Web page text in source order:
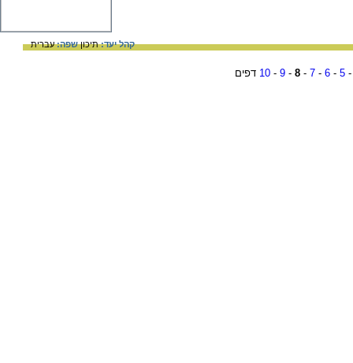
קהל יעד:תיכוןשפה:עברית
5
-
6
-
7
-
8
-
9
-
10 דפים